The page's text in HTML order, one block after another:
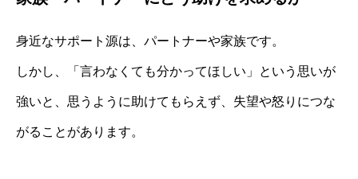
身近なサポート源は、パートナーや家族です。
しかし、「言わなくても分かってほしい」という思いが
強いと、思うように助けてもらえず、失望や怒りにつな
がることがあります。